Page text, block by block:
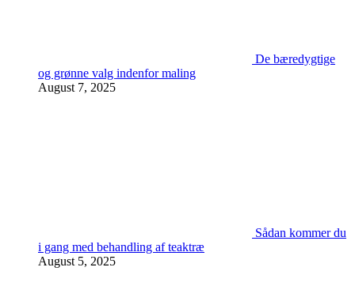
De bæredygtige
og grønne valg indenfor maling
August 7, 2025
Sådan kommer du
i gang med behandling af teaktræ
August 5, 2025